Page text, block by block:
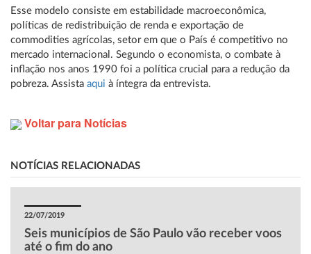
Esse modelo consiste em estabilidade macroeconômica,
políticas de redistribuição de renda e exportação de
commodities agrícolas, setor em que o País é competitivo no
mercado internacional. Segundo o economista, o combate à
inflação nos anos 1990 foi a política crucial para a redução da
pobreza. Assista aqui à íntegra da entrevista.
Voltar para Notícias
NOTÍCIAS RELACIONADAS
22/07/2019
Seis municípios de São Paulo vão receber voos
até o fim do ano